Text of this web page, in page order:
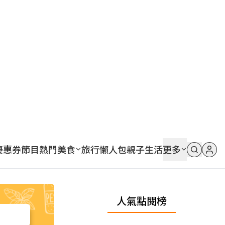
惠券節目熱門美食 旅行懶人包親子生活更多
人氣點閱榜